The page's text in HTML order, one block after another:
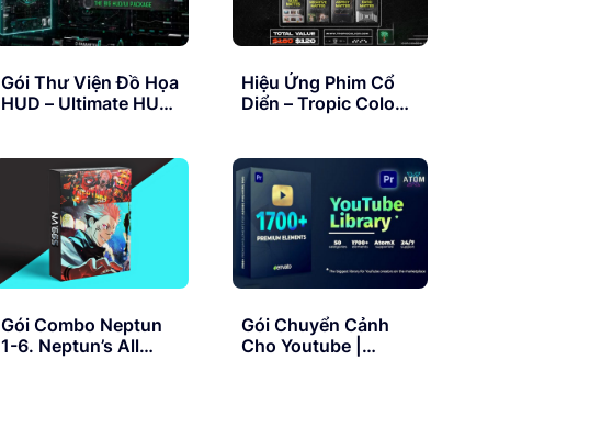
Gói Thư Viện Đồ Họa
HUD – Ultimate HUD
Hiệu Ứng Phim Cổ
Diển – Tropic Colour
Gói Combo Neptun
1-6. Neptun’s All
Gói Chuyển Cảnh
Cho Youtube |